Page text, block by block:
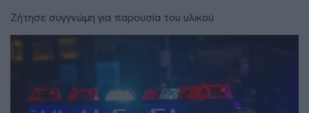
Ζήτησε συγγνώμη για παρουσία του υλικού